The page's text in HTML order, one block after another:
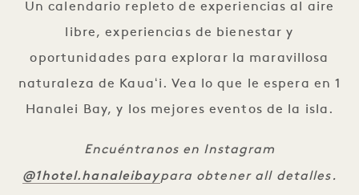
Un calendario repleto de experiencias al aire
libre, experiencias de bienestar y
oportunidades para explorar la maravillosa
naturaleza de Kauaʻi. Vea lo que le espera en 1
Hanalei Bay, y los mejores eventos de la isla.
Encuéntranos en Instagram
@1hotel.hanaleibaypara obtener all detalles.